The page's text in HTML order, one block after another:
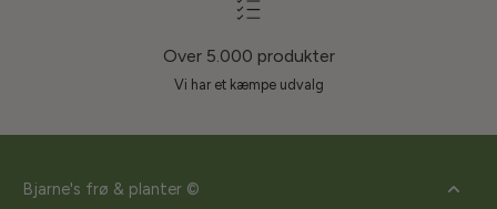
Over 5.000 produkter
Vi har et kæmpe udvalg
Bjarne's frø & planter ©